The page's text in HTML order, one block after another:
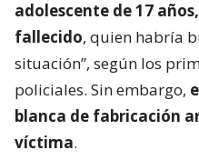
víctima.
Acto seguido, este
particular,
momento en que
sin embargo pereció en